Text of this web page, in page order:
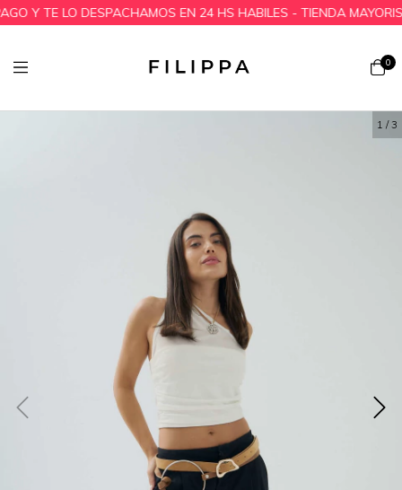
TE LO DESPACHAMOS EN 24 HS HABILES - TIENDA MAYORISTA
0
1 /3